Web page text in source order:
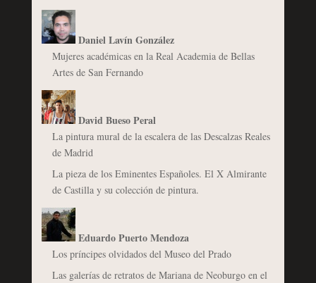
Daniel Lavín González
Mujeres académicas en la Real Academia de Bellas
Artes de San Fernando
David Bueso Peral
La pintura mural de la escalera de las Descalzas Reales
de Madrid
La pieza de los Eminentes Españoles. El X Almirante
de Castilla y su colección de pintura.
Eduardo Puerto Mendoza
Los príncipes olvidados del Museo del Prado
Las galerías de retratos de Mariana de Neoburgo en el